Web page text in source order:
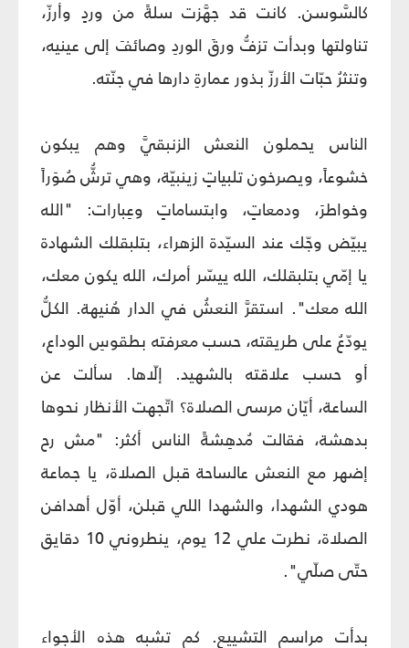
كالسَّوسن. كانت قد جهَّزت سلةً من وردٍ وأرزّ،
تناولتها وبدأت تزفُّ ورقَ الوردِ وصائفَ إلى عينيه،
وتنثرُ حبّات الأرزّ بذور عمارةِ دارها في جنّته.
الناس يحملون النعش الزنبقيَّ وهم يبكون
خشوعاً، ويصرخون تلبياتٍ زينبيّة، وهي ترشُّ صُوَراً
وخواطرَ، ودمعاتٍ، وابتساماتٍ وعِبارات: "الله
يبيّض وجّك عند السيّدة الزهراء، بتلبقلك الشهادة
يا إمّي بتلبقلك، الله ييسّر أمرك، الله يكون معك،
الله معك". استقرَّ النعشُ في الدار هُنيهة. الكلُّ
يودّعُ على طريقته، حسب معرفته بطقوسِ الوداع،
أو حسب علاقته بالشهيد. إلّاها. سألت عن
الساعة، أيّان مرسى الصلاة؟ اتّجهت الأنظار نحوها
بدهشة، فقالت مُدهِشةً الناس أكثر: "مش رح
إضهر مع النعش عالساحة قبل الصلاة، يا جماعة
هودي الشهدا، والشهدا اللي قبلن، أوّل أهدافن
الصلاة، نطرت علي 12 يوم، ينطروني 10 دقايق
حتّى صلّي".
بدأت مراسم التشييع. كم تشبه هذه الأجواء